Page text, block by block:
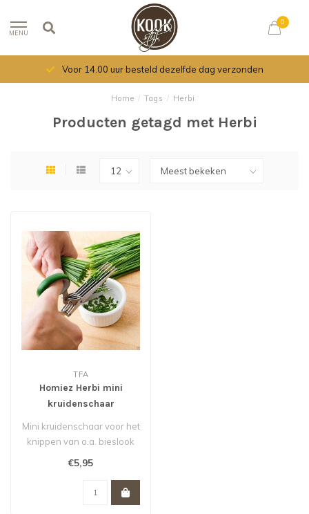
MENU
0
Voor 14.00 uur besteld dezelfde dag verzonden
Home / Tags / Herbi
Producten getagd met Herbi
TFA
Homiez Herbi mini
kruidenschaar
Mini kruidenschaar voor het
knippen van o.a. bieslook
en peterselie. Da's handig..
€5,95